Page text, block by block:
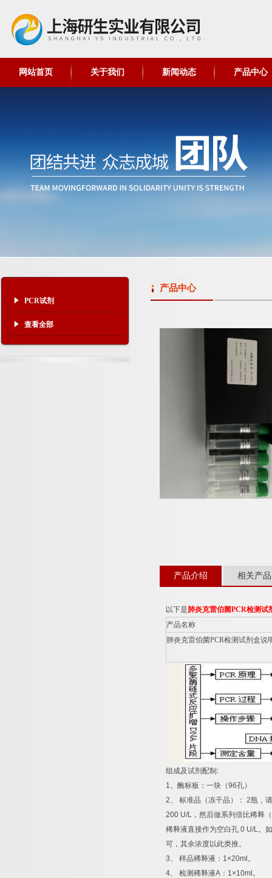
网站首页 关于我们 新闻动态 产品中心
PCR试剂
查看全部
产品中心
产品介绍 相关产品
以下是肺炎克雷伯菌PCR检测试
产品名称
肺炎克雷伯菌PCR检测试剂盒说
组成及试剂配制 :
1、酶标板：一块（96孔）
2、 标准品（冻干品）： 2瓶，
200 U/L ，然后做系列倍比稀释
稀释液直接作为空白孔 0 U/L。
可，其余浓度以此类推。
3、 样品稀释液： 1×20ml 。
4、 检测稀释液A ： 1×10ml 。